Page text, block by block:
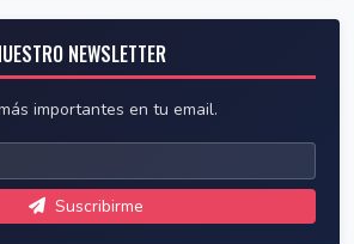
NEWSLETTER
importantes en tu email.
Suscribirme